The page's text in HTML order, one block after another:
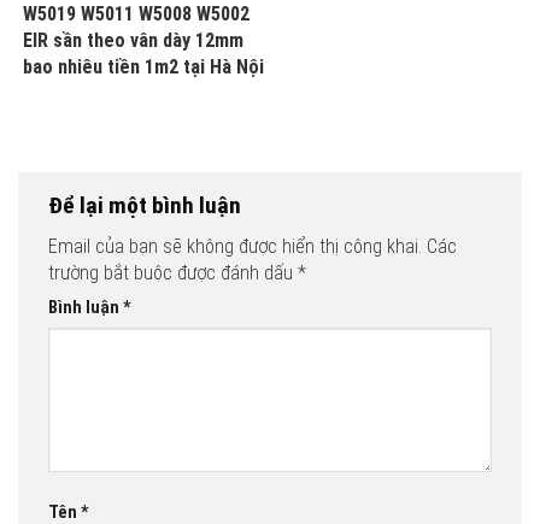
W5019 W5011 W5008 W5002
EIR sần theo vân dày 12mm
bao nhiêu tiền 1m2 tại Hà Nội
Để lại một bình luận
Email của bạn sẽ không được hiển thị công khai. Các
trường bắt buộc được đánh dấu *
Bình luận *
Tên *